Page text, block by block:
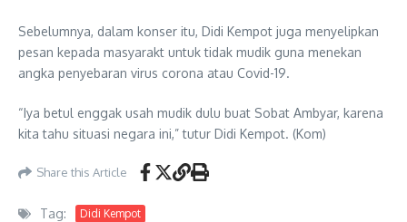
Sebelumnya, dalam konser itu, Didi Kempot juga menyelipkan
pesan kepada masyarakt untuk tidak mudik guna menekan
angka penyebaran virus corona atau Covid-19.
“Iya betul enggak usah mudik dulu buat Sobat Ambyar, karena
kita tahu situasi negara ini,” tutur Didi Kempot. (Kom)
Share this Article
Tag: Didi Kempot